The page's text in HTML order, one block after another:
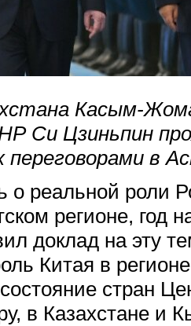
Касым-
Си Цзиньпин
переговорами в
о реальной роли
регионе, год
доклад на эту
Китая в
стран
в Казахстане и